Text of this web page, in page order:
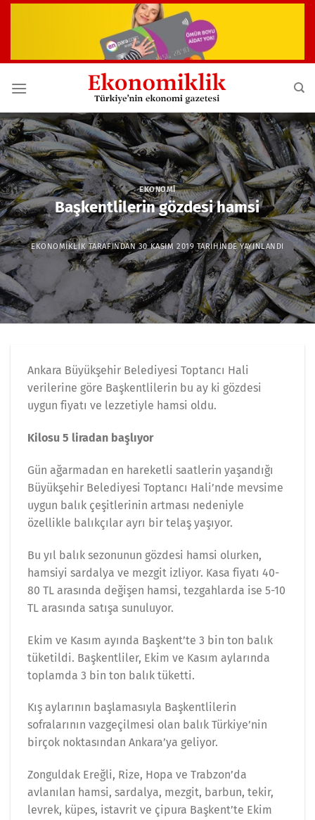
EKONOMI
Başkentlilerin gözdesi hamsi
EKONOMIKLIKTARAFINDAN 30 KASIM 2019 TARIHINDE YAYINLANDI
Ankara Büyükşehir Belediyesi Toptancı Hali
verilerine göre Başkentlilerin bu ay ki gözdesi
uygun fiyatı ve lezzetiyle hamsi oldu.
Kilosu 5 liradan başlıyor
Gün ağarmadan en hareketli saatlerin yaşandığı
Büyükşehir Belediyesi Toptancı Hali’nde mevsime
uygun balık çeşitlerinin artması nedeniyle
özellikle balıkçılar ayrı bir telaş yaşıyor.
Bu yıl balık sezonunun gözdesi hamsi olurken,
hamsiyi sardalya ve mezgit izliyor. Kasa fiyatı 40-
80 TL arasında değişen hamsi, tezgahlarda ise 5-10
TL arasında satışa sunuluyor.
Ekim ve Kasım ayında Başkent’te 3 bin ton balık
tüketildi. Başkentliler, Ekim ve Kasım aylarında
toplamda 3 bin ton balık tüketti.
Kış aylarının başlamasıyla Başkentlilerin
sofralarının vazgeçilmesi olan balık Türkiye’nin
birçok noktasından Ankara’ya geliyor.
Zonguldak Ereğli, Rize, Hopa ve Trabzon’da
avlanılan hamsi, sardalya, mezgit, barbun, tekir,
levrek, küpes, istavrit ve çipura Başkent’te Ekim